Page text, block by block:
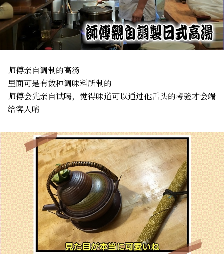
师傅亲自调制的高汤
里面可是有数种调味料所制的
师傅会先亲自试喝，觉得味道可以通过他舌头的考验才会端
给客人唷